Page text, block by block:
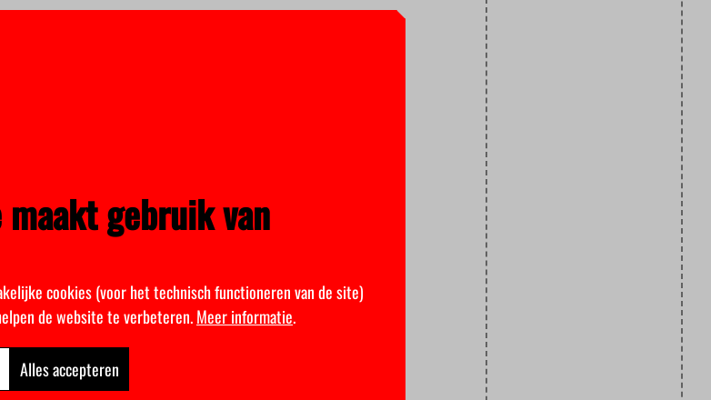
het ISO blijkt dat alle veertien publiek bekostigde
of -site beschikken. Bij de 36 hogescholen, en zeker bij
stopt de teller van het ISO bij acht.
duidelijke relatie” met de communicatieafdeling van de
ISO niet ten goede komt. Weliswaar hebben veel
maar de leden van die raad worden meestal aangesteld en
wordt wellicht de schijn gewekt dat de redactieraad
van bestuur.”
op om nader onderzoek te doen naar de positie
wordt vastgelegd dat de instellingen een blad
onlangs nog weten dat ze de persvrijheid in het hoger
sanctie kan opleggen als die vrije pers er niet is.
Digitale Universiteitsblad (DUB) en voorzitter van de
is blij met het onderzoek van het ISO.
te vertellen hebben over de verdeling van het geld, is het
worden geïnformeerd.” Hoe de minister het bestaan
maakt gebruik van
cookies (voor het technisch functioneren van de site)
de website te verbeteren.Meer informatie.
Alles accepteren